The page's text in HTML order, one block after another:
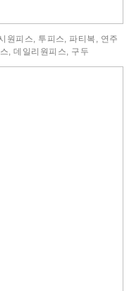
원피스, 투피스, 파티복, 연주
, 데일리원피스, 구두